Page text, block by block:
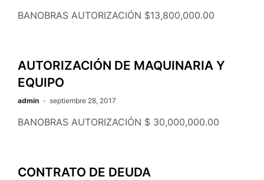
BANOBRAS AUTORIZACIÓN $13,800,000.00
AUTORIZACIÓN DE MAQUINARIA Y
EQUIPO
admin septiembre 28, 2017
BANOBRAS AUTORIZACIÓN $ 30,000,000.00
CONTRATO DE DEUDA